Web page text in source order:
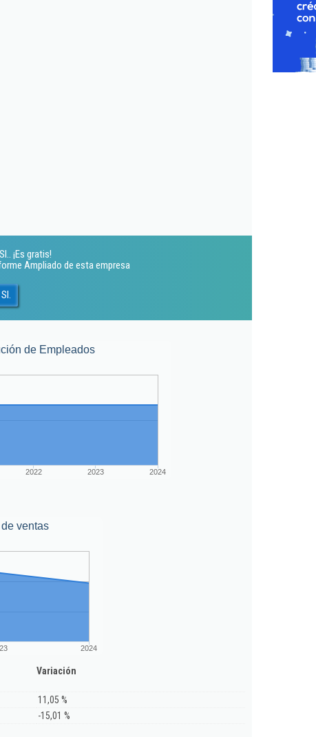
¡Es gratis!
Ampliado de esta empresa
de Empleados
2022 2023 2024
ventas
2024
Variación
11,05 %
-15,01 %